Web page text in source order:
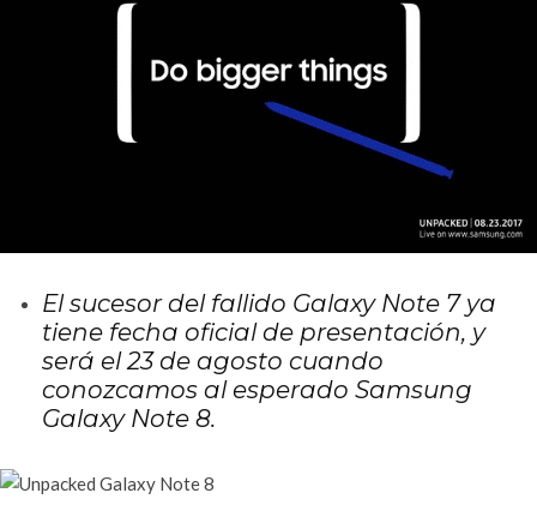
El sucesor del fallido Galaxy Note 7 ya
tiene fecha oficial de presentación, y
será el 23 de agosto cuando
conozcamos al esperado Samsung
Galaxy Note 8.